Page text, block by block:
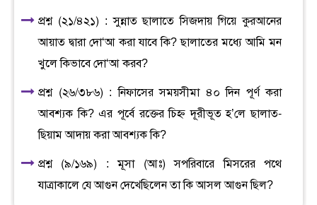
প্রশ্ন (২১/৪২১) : সুন্নাত ছালাতে সিজদায় গিয়ে কুরআনের
আয়াত দ্বারা দো‘আ করা যাবে কি? ছালাতের মধ্যে আমি মন
খুলে কিভাবে দো‘আ করব?
প্রশ্ন (২৬/৩৮৬) : নিফাসের সময়সীমা ৪০ দিন পূর্ণ করা
আবশ্যক কি? এর পূর্বে রক্তের চিহ্ন দূরীভূত হ’লে ছালাত-
ছিয়াম আদায় করা আবশ্যক কি?
প্রশ্ন (৯/১৬৯) : মূসা (আঃ) সপরিবারে মিসরের পথে
যাত্রাকালে যে আগুন দেখেছিলেন তা কি আসল আগুন ছিল?